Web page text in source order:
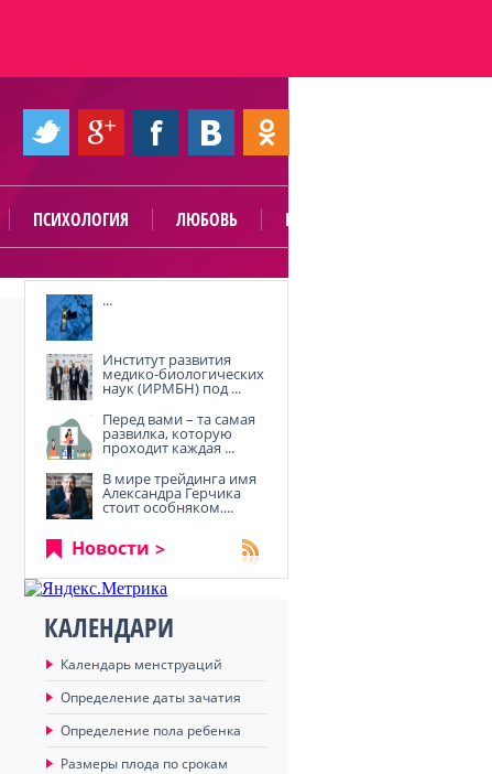
ПСИХОЛОГИЯ ЛЮБОВЬ ПОЛЕЗНО
...
Институт развития
медико-биологических
наук (ИРМБН) под ...
Перед вами – та самая
развилка, которую
проходит каждая ...
В мире трейдинга имя
Александра Герчика
стоит особняком....
Новости
КАЛЕНДАРИ
Календарь менструаций
Определение даты зачатия
Определение пола ребенка
Размеры плода по срокам